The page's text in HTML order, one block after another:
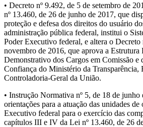
• Decreto nº 9.492, de 5 de setembro de
nº 13.460, de 26 de junho de 2017, que
proteção e defesa dos direitos do usuário
administração pública federal, institui o
Poder Executivo federal, e altera o Decreto
novembro de 2016, que aprova a Estrutura
Demonstrativo dos Cargos em Comissão e
Confiança do Ministério da Transparência,
Controladoria-Geral da União.
• Instrução Normativa nº 5, de 18 de junho
orientações para a atuação das unidades
Executivo federal para o exercício das
capítulos III e IV da Lei nº 13.460, de 26